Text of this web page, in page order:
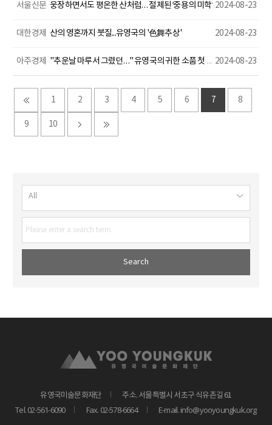
서울신문 웅장하면서도 평온한 산처럼… 절제된 ‘중용의 미학’ 2024-08-23
대한경제 산의 영혼까지 붓질...유영국의 '色舞추상' 2024-08-23
아주경제 "추운날 마루서 그렸던…" 유영국의 귀한 소품 첫 공개 2024-08-23
1 2 3 4 5 6 7 8
9 10
유영국미술문화재단 주소. 서울특별시 서초구 식유촌길 61
Tel. 02-561-6090 Fax. 02-578-6664 E-mail. info@yooyoungkuk.org